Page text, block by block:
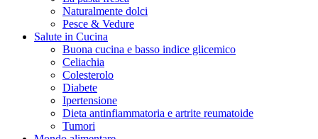
Naturalmente dolci
Pesce & Vedure
Salute in Cucina
Buona cucina e basso indice glicemico
Celiachia
Colesterolo
Diabete
Ipertensione
Dieta antinfiammatoria e artrite reumatoide
Tumori